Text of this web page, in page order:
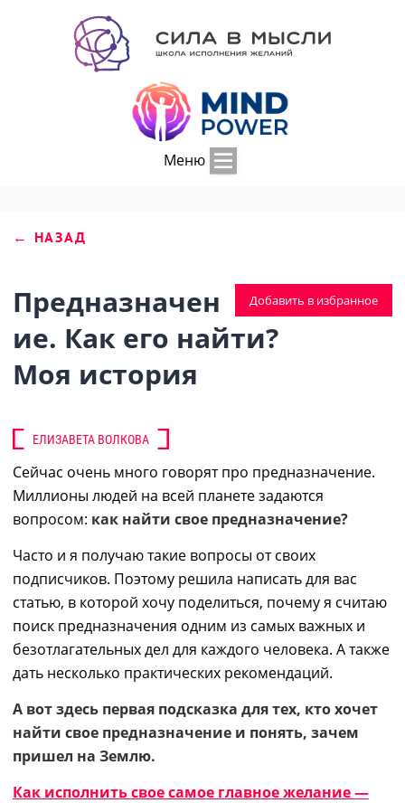
Меню
← НАЗАД
Добавить в избранное
Предназначен
ие. Как его найти?
Моя история
ЕЛИЗАВЕТА ВОЛКОВА
Сейчас очень много говорят про предназначение.
Миллионы людей на всей планете задаются
вопросом: как найти свое предназначение?
Часто и я получаю такие вопросы от своих
подписчиков. Поэтому решила написать для вас
статью, в которой хочу поделиться, почему я считаю
поиск предназначения одним из самых важных и
безотлагательных дел для каждого человека. А также
дать несколько практических рекомендаций.
А вот здесь первая подсказка для тех, кто хочет
найти свое предназначение и понять, зачем
пришел на Землю.
Как исполнить свое самое главное желание —